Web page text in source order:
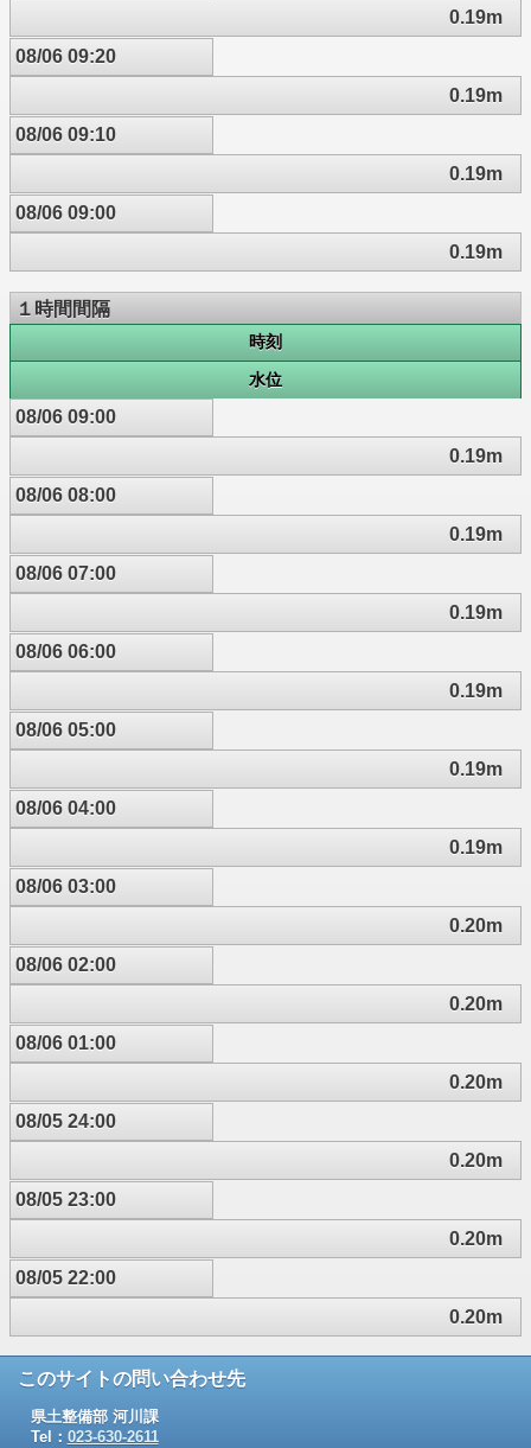
0.19m
08/06 09:20
0.19m
08/06 09:10
0.19m
08/06 09:00
0.19m
１時間間隔
時刻
水位
08/06 09:00
0.19m
08/06 08:00
0.19m
08/06 07:00
0.19m
08/06 06:00
0.19m
08/06 05:00
0.19m
08/06 04:00
0.19m
08/06 03:00
0.20m
08/06 02:00
0.20m
08/06 01:00
0.20m
08/05 24:00
0.20m
08/05 23:00
0.20m
08/05 22:00
0.20m
このサイトの問い合わせ先
県土整備部 河川課
Tel： 023-630-2611